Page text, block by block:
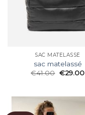
SAC MATELASSÉ
sac matelassé
€41.00 €29.00